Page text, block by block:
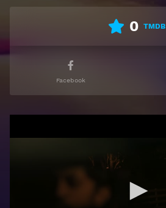
0 TMDB
Facebook